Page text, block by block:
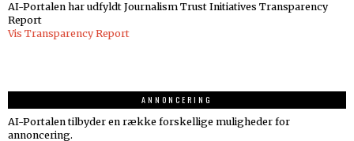
AI-Portalen har udfyldt Journalism Trust Initiatives Transparency
Report
Vis Transparency Report
ANNONCERING
AI-Portalen tilbyder en række forskellige muligheder for
annoncering.